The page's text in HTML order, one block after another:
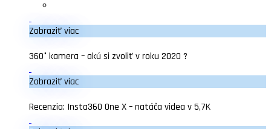
Zobraziť viac
360° kamera – akú si zvoliť v roku 2020 ?
Zobraziť viac
Recenzia: Insta360 One X – natáča videa v 5,7K